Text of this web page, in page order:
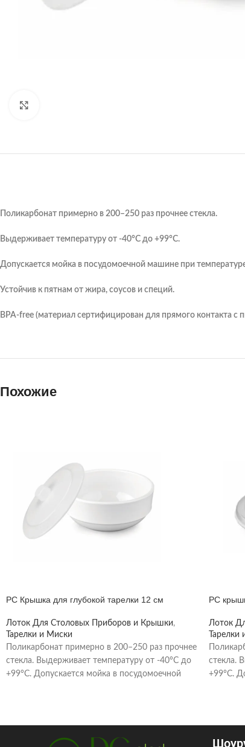
Поликарбонат примерно в 200–250 раз прочнее стекла.
Выдерживает температуру от -40°C до +99°C.
Допускается мойка в посудомоечной машине при
Устойчив к пятнам от жира, соусов и специй.
BPA-free (материал сертифицирован для прямого контакта
Похожие
PC Крышка для глубокой тарелки 12 см
Лоток Для Столовых Приборов и Крышки,
Тарелки и Миски
Поликарбонат примерно в 200–250 раз прочнее
стекла. Выдерживает температуру от -40°C до
+99°C. Допускается мойка в посудомоечной
PC
Лоток
стекла.
+99°C.